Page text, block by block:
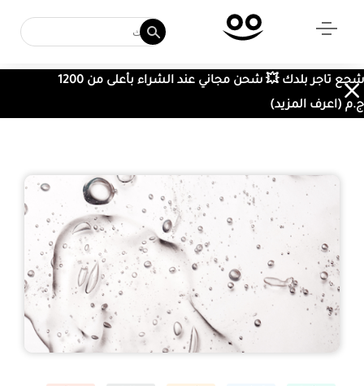
شجع تاجر بلدك 💥 شحن مجاني عند الشراء بأعلى من 1200
ج.م (اعرف المزيد)